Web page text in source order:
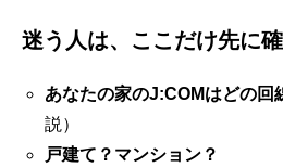
迷う人は、ここだけ先に
あなたの家のJ:COMはどの回
説）
戸建て？マンション？